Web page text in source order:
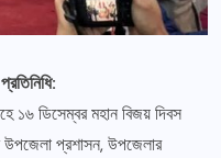
১৬ ডিসেম্বর মহান বিজয় দিবস
প্রশাসন, উপজেলার